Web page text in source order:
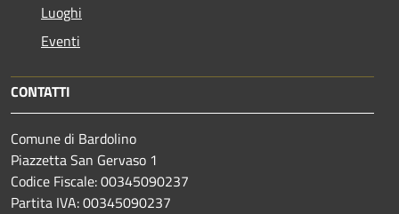
Luoghi
Eventi
CONTATTI
Comune di Bardolino
Piazzetta San Gervaso 1
Codice Fiscale: 00345090237
Partita IVA: 00345090237